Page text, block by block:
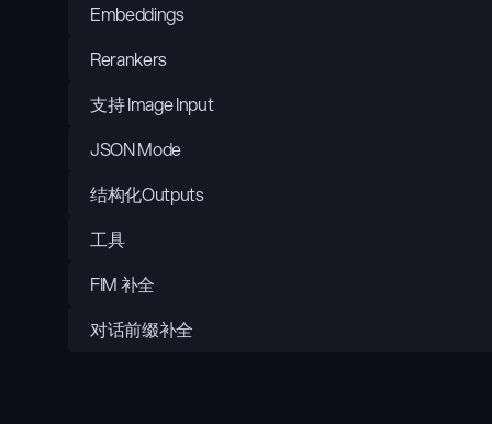
Embeddings
Rerankers
支持 Image Input
JSON Mode
结构化Outputs
工具
FIM 补全
对话前缀补全